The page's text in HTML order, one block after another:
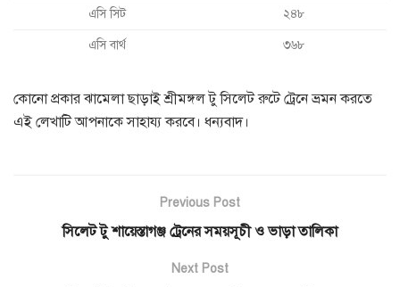
এসি সিট ২৪৮
এসি বার্থ ৩৬৮
কোনো প্রকার ঝামেলা ছাড়াই শ্রীমঙ্গল টু সিলেট রুটে ট্রেনে ভ্রমন করতে
এই লেখাটি আপনাকে সাহায্য করবে। ধন্যবাদ।
Previous Post
সিলেট টু শায়েস্তাগঞ্জ ট্রেনের সময়সূচী ও ভাড়া তালিকা
Next Post